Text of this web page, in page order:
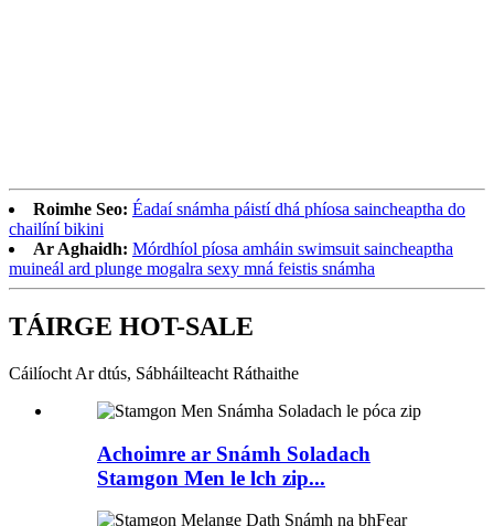
Roimhe Seo: Éadaí snámha páistí dhá phíosa saincheaptha do
chailíní bikini
Ar Aghaidh: Mórdhíol píosa amháin swimsuit saincheaptha
muineál ard plunge mogalra sexy mná feistis snámha
TÁIRGE HOT-SALE
Cáilíocht Ar dtús, Sábháilteacht Ráthaithe
Achoimre ar Snámh Soladach
Stamgon Men le lch zip...